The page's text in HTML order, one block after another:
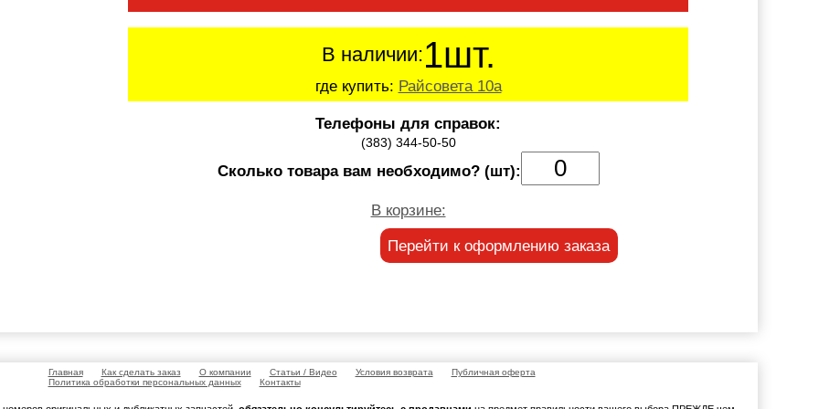
В наличии:1шт.
где купить: Райсовета 10а
Телефоны для справок:
(383) 344-50-50
Сколько товара вам необходимо? (шт):
В корзине:
Перейти к оформлению заказа
Главная Как сделать заказ О компании Статьи / Видео Условия возврата
Публичная оферта
Политика обработки персональных данных
Контакты